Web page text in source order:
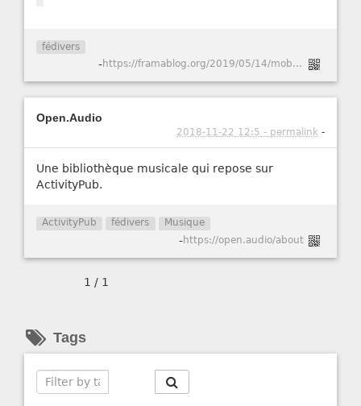
fédivers
- https://framablog.org/2019/05/14/mobilizon-financons-un-outil-pour-sortir-nos-evenements-de-facebook/
Open.Audio
2018-11-22 12:5 - permalink -
Une bibliothèque musicale qui repose sur
ActivityPub.
ActivityPub fédivers Musique
-https://open.audio/about
1 / 1
Tags